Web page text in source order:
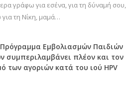
γράφω για εσένα, για τη δύναμή σου,
τη Νίκη, μαμά…
Εμβολιασμών Παιδιών
συμπεριλαμβάνει πλέον και τον
των αγοριών κατά του ιού HPV